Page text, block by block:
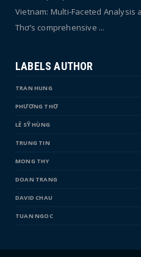
Vietnam: Multi-Faceted Analysis
Thơ’s comprehensive ...
LABELS AUTHOR
TRAN HUNG
PHƯƠNG THƠ
LÊ SỸ HÙNG
TRUNG TIN
MONG THY
DOAN TRANG
DAVID CHAU
TUAN NGOC